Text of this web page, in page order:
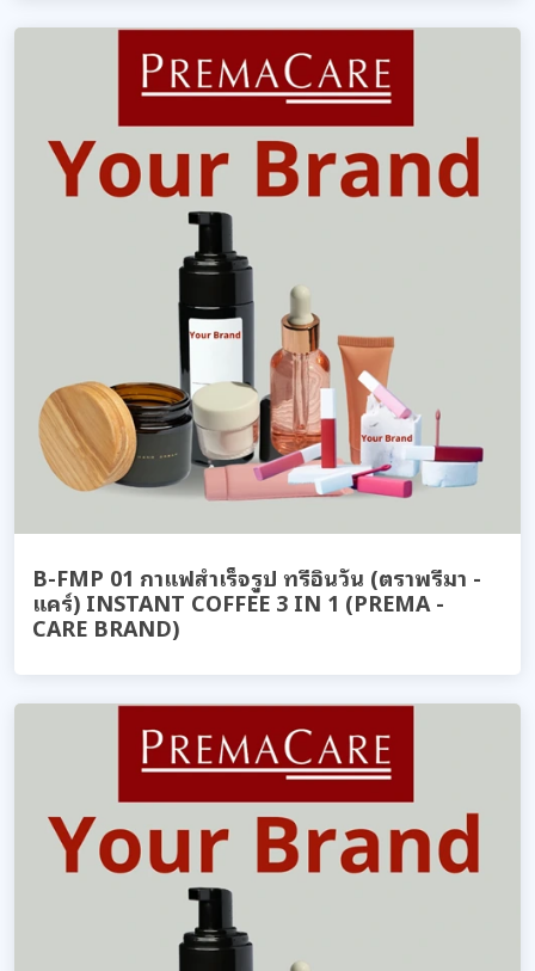
B-FMP 01 กาแฟสำเร็จรูป ทรีอินวัน (ตราพรีมา -
แคร์) INSTANT COFFEE 3 IN 1 (PREMA -
CARE BRAND)